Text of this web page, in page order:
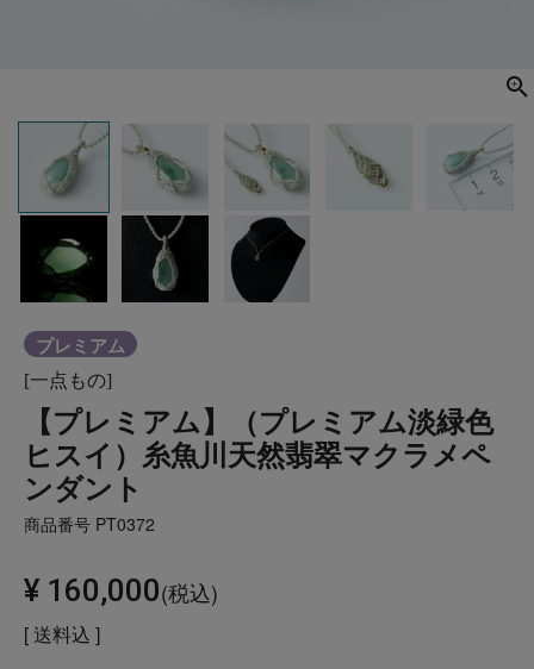
プレミアム
[一点もの]
【プレミアム】（プレミアム淡緑色
ヒスイ）糸魚川天然翡翠マクラメペ
ンダント
商品番号 PT0372
¥ 160,000 税込
送料込